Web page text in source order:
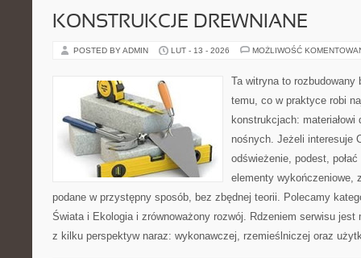
KONSTRUKCJE DREWNIANE
POSTED BY ADMIN LUT - 13 - 2026 MOŻLIWOŚĆ
Ta witryna to rozbudowany
temu, co w praktyce robi
konstrukcjach:
nośnych. Jeżeli interesuje
odświeżenie, podest,
elementy wykończeniowe,
podane w przystępny sposób, bez zbędnej teorii. Polecamy
Świata i Ekologia i zrównoważony rozwój. Rdzeniem serwisu jest
z kilku perspektyw naraz: wykonawczej, rzemieślniczej oraz